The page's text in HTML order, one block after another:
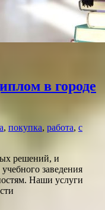
в городе
, покупка, работа, с
решений, и
заведения
Наши услуги